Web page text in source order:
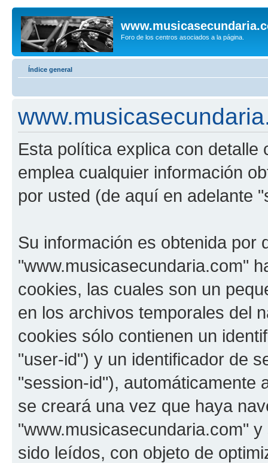
Foro de los centros asociados a la página.
Índice general
Esta política explica con
emplea cualquier información
por usted (de aquí en adelante
Su información es obtenida por
"www.musicasecundaria.com"
cookies, las cuales son un
en los archivos temporales del
cookies sólo contienen un
"user-id") y un identificador de
"session-id"), automáticamente
se creará una vez que haya
"www.musicasecundaria.com"
sido leídos, con objeto de